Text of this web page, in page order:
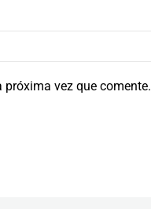
próxima vez que comente.